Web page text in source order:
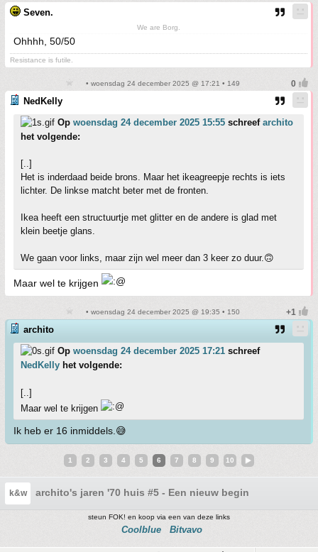
Seven.
We are Borg.
Ohhhh, 50/50
Resistance is futile.
• woensdag 24 december 2025 @ 17:21 • 149
NedKelly
Op woensdag 24 december 2025 15:55 schreef archito
het volgende:
[..]
Het is inderdaad beide brons. Maar het ikeagreepje rechts is iets
lichter. De linkse matcht beter met de fronten.
Ikea heeft een structuurtje met glitter en de andere is glad met
klein beetje glans.
We gaan voor links, maar zijn wel meer dan 3 keer zo duur.🙃
Maar wel te krijgen
• woensdag 24 december 2025 @ 19:35 • 150
archito
Op woensdag 24 december 2025 17:21 schreef
NedKelly het volgende:
[..]
Maar wel te krijgen
Ik heb er 16 inmiddels.😅
1 2 3 4 5 6 7 8 9 10
k&w archito's jaren '70 huis #5 - Een nieuw begin
steun FOK! en koop via een van deze links
Coolblue Bitvavo